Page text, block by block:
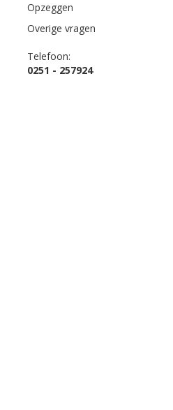
Opzeggen
Overige vragen
Telefoon:
0251 - 257924